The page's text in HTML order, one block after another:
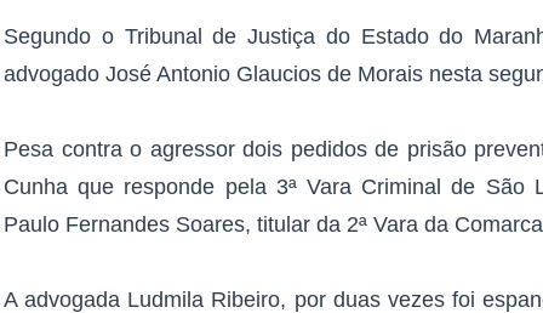
Segundo o Tribunal de Justiça do Estado do
advogado José Antonio Glaucios de Morais nesta
Pesa contra o agressor dois pedidos de prisão
Cunha que responde pela 3ª Vara Criminal de
Paulo Fernandes Soares, titular da 2ª Vara da
A advogada Ludmila Ribeiro, por duas vezes foi